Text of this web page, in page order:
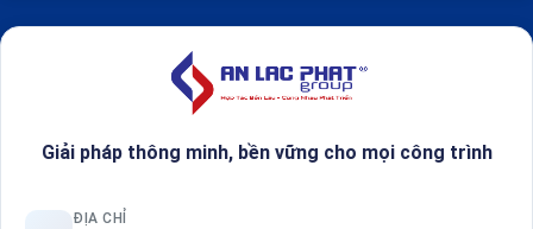
Giải pháp thông minh, bền vững cho mọi công trình
ĐỊA CHỈ